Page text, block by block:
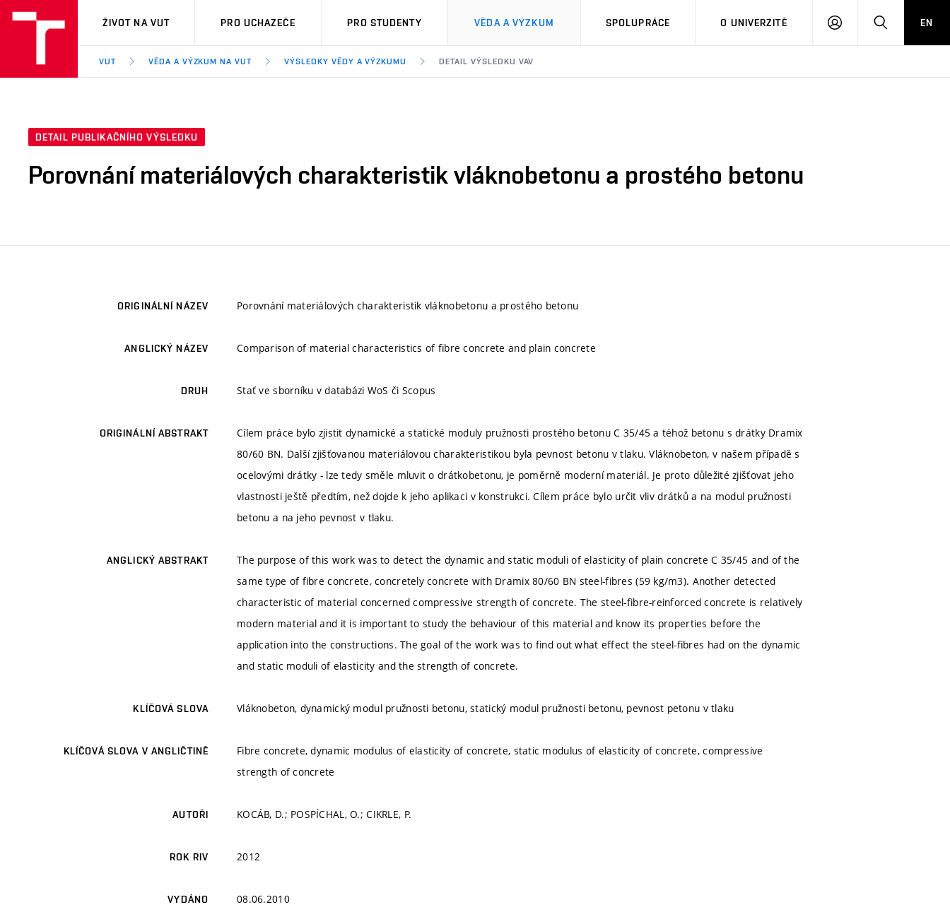
VUT
ŽIVOT NA VUT PRO UCHAZEČE PRO STUDENTY VĚDA A VÝZKUM SPOLUPRÁCE O UNIVERZITĚ
PŘIHLÁSIT HLEDATEN
VUT VĚDA A VÝZKUM NA VUT VÝSLEDKY VĚDY A VÝZKUMU DETAIL VÝSLEDKU VAV
DETAIL PUBLIKAČNÍHO VÝSLEDKU
Porovnání materiálových charakteristik vláknobetonu a prostého betonu
ORIGINÁLNÍ NÁZEV Porovnání materiálových charakteristik vláknobetonu a prostého betonu
ANGLICKÝ NÁZEV Comparison of material characteristics of fibre concrete and plain concrete
DRUH Stať ve sborníku v databázi WoS či Scopus
ORIGINÁLNÍ ABSTRAKT
Cílem práce bylo zjistit dynamické a statické moduly pružnosti prostého betonu C 35/45 a téhož betonu s drátky Dramix
80/60 BN. Další zjišťovanou materiálovou charakteristikou byla pevnost betonu v tlaku. Vláknobeton, v našem případě s
ocelovými drátky - lze tedy směle mluvit o drátkobetonu, je poměrně moderní materiál. Je proto důležité zjišťovat jeho
vlastnosti ještě předtím, než dojde k jeho aplikaci v konstrukci. Cílem práce bylo určit vliv drátků a na modul pružnosti
betonu a na jeho pevnost v tlaku.
ANGLICKÝ ABSTRAKT
The purpose of this work was to detect the dynamic and static moduli of elasticity of plain concrete C 35/45 and of the
same type of fibre concrete, concretely concrete with Dramix 80/60 BN steel-fibres (59 kg/m3). Another detected
characteristic of material concerned compressive strength of concrete. The steel-fibre-reinforced concrete is relatively
modern material and it is important to study the behaviour of this material and know its properties before the
application into the constructions. The goal of the work was to find out what effect the steel-fibres had on the dynamic
and static moduli of elasticity and the strength of concrete.
KLÍČOVÁ SLOVA Vláknobeton, dynamický modul pružnosti betonu, statický modul pružnosti betonu, pevnost petonu v tlaku
KLÍČOVÁ SLOVA V ANGLIČTINĚ
Fibre concrete, dynamic modulus of elasticity of concrete, static modulus of elasticity of concrete, compressive
strength of concrete
AUTOŘI KOCÁB, D.; POSPÍCHAL, O.; CIKRLE, P.
ROK RIV 2012
VYDÁNO 08.06.2010